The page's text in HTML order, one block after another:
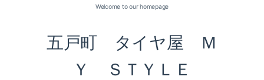
五戸町 タイヤ屋 Ｍ
Ｙ ＳＴＹＬＥ
Welcome to our homepage